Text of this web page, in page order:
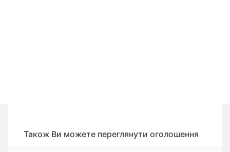
Також Ви можете переглянути оголошення